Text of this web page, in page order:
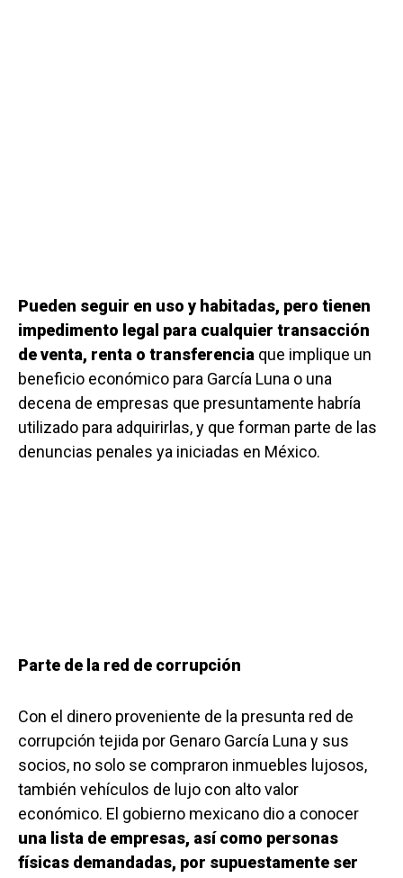
Pueden seguir en uso y habitadas, pero tienen
impedimento legal para cualquier transacción
de venta, renta o transferencia que implique un
beneficio económico para García Luna o una
decena de empresas que presuntamente habría
utilizado para adquirirlas, y que forman parte de las
denuncias penales ya iniciadas en México.
Parte de la red de corrupción
Con el dinero proveniente de la presunta red de
corrupción tejida por Genaro García Luna y sus
socios, no solo se compraron inmuebles lujosos,
también vehículos de lujo con alto valor
económico. El gobierno mexicano dio a conocer
una lista de empresas, así como personas
físicas demandadas, por supuestamente ser